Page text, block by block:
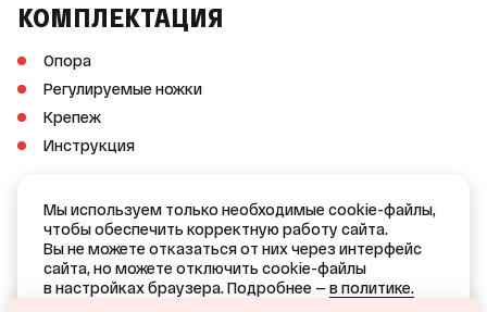
КОМПЛЕКТАЦИЯ
Опора
Регулируемые ножки
Крепеж
Инструкция
ДОКУМЕНТЫ
Отказное письмо
(PDF, 112 KB)
Мы используем только необходимые cookie-файлы,
чтобы обеспечить корректную работу сайта.
Вы не можете отказаться от них через интерфейс
сайта, но можете отключить cookie-файлы
в настройках браузера. Подробнее — в политике.